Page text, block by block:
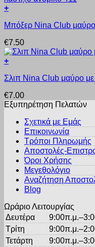
προϊόντος
επιλογές
να
στη
σελίδα
του
προϊόντος
+
το
έχει
πολλαπλές
παραλλαγές.
επιλογές
να
επιλεγούν
σελίδα
προϊόντος
Μπόξερ Nina Club μαύρο
€7.50
+
το
έχει
πολλαπλές
επιλογές
μπορούν
επιλεγούν
σελίδα
Σλιπ Nina Club μαύρο με
€7.00
Εξυπηρέτηση Πελατών
Σχετικά με Εμάς
Επικοινωνία
Τρόποι Πληρωμής
Αποστολές-
Όροι Χρήσης
Μεγεθολόγιο
Αναζήτηση
Blog
Ωράριο Λειτουργίας
Δευτέρα
Τρίτη
Τετάρτη